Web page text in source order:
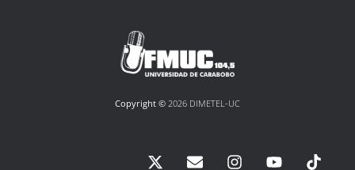
Copyright © 2026 DIMETEL-UC